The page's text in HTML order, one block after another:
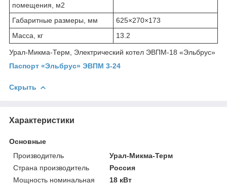
помещения, м2
Габаритные размеры, мм
625×270×173
Масса, кг
13.2
Урал-Микма-Терм, Электрический котел ЭВПМ-18 «Эльбрус»
Паспорт «Эльбрус» ЭВПМ 3-24
Скрыть
Характеристики
Основные
Производитель
Урал-Микма-Терм
Страна производитель
Россия
Мощность номинальная
18 кВт